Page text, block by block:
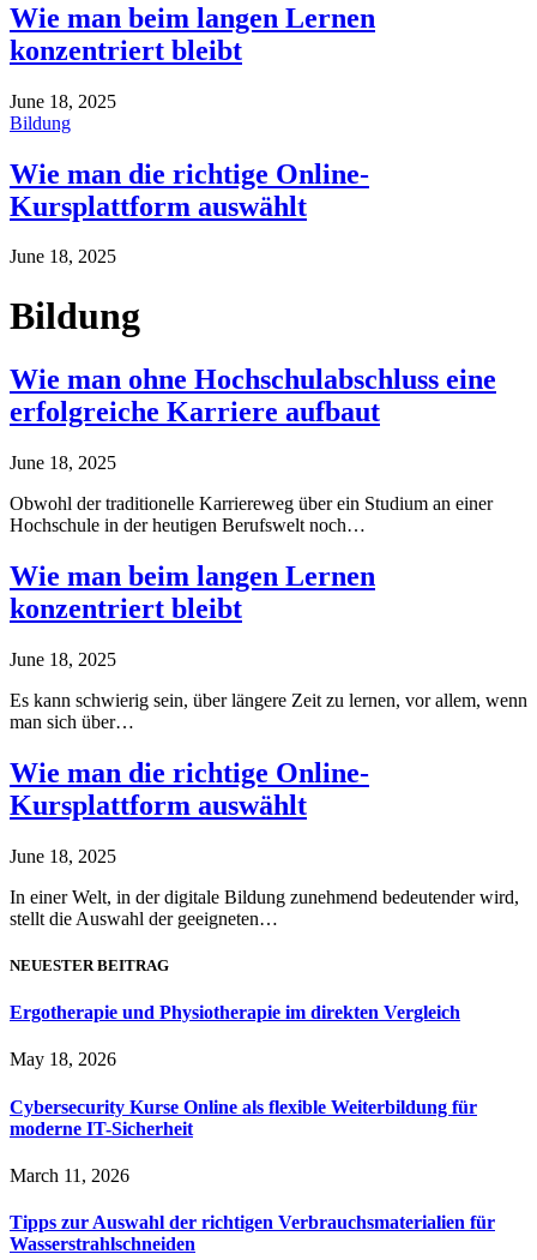
Wie man beim langen Lernen
konzentriert bleibt
June 18, 2025
Bildung
Wie man die richtige Online-
Kursplattform auswählt
June 18, 2025
Bildung
Wie man ohne Hochschulabschluss eine
erfolgreiche Karriere aufbaut
June 18, 2025
Obwohl der traditionelle Karriereweg über ein Studium an einer
Hochschule in der heutigen Berufswelt noch…
Wie man beim langen Lernen
konzentriert bleibt
June 18, 2025
Es kann schwierig sein, über längere Zeit zu lernen, vor allem, wenn
man sich über…
Wie man die richtige Online-
Kursplattform auswählt
June 18, 2025
In einer Welt, in der digitale Bildung zunehmend bedeutender wird,
stellt die Auswahl der geeigneten…
NEUESTER BEITRAG
Ergotherapie und Physiotherapie im direkten Vergleich
May 18, 2026
Cybersecurity Kurse Online als flexible Weiterbildung für
moderne IT-Sicherheit
March 11, 2026
Tipps zur Auswahl der richtigen Verbrauchsmaterialien für
Wasserstrahlschneiden